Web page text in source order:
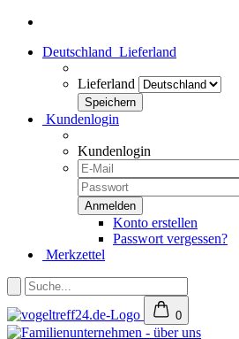
Deutschland Lieferland
Lieferland
Kundenlogin
Kundenlogin
Konto erstellen
Passwort vergessen?
Merkzettel
0